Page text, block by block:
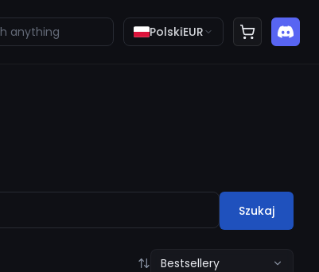
PolskiEUR
Szukaj
Bestsellery